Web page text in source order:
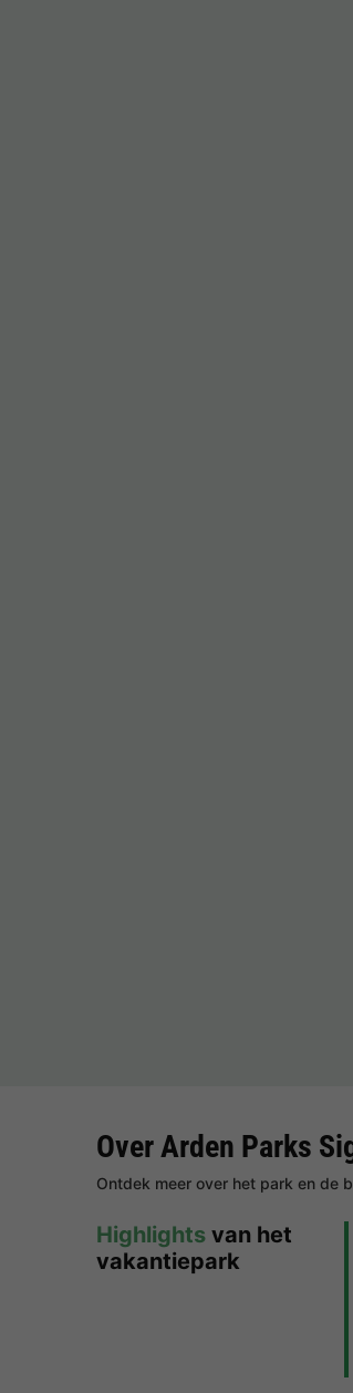
Over Arden Parks
Ontdek meer over het park en de
Highlights van het
vakantiepark